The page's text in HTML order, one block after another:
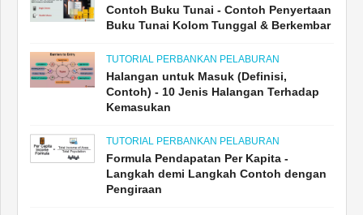
Contoh Buku Tunai - Contoh Penyertaan
Buku Tunai Kolom Tunggal & Berkembar
TUTORIAL PERBANKAN PELABURAN
Halangan untuk Masuk (Definisi,
Contoh) - 10 Jenis Halangan Terhadap
Kemasukan
TUTORIAL PERBANKAN PELABURAN
Formula Pendapatan Per Kapita -
Langkah demi Langkah Contoh dengan
Pengiraan